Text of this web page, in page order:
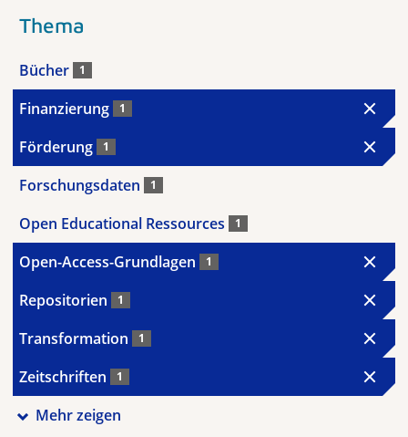
Thema
Bücher 1
Finanzierung 1
Förderung 1
Forschungsdaten 1
Open Educational Ressources 1
Open-Access-Grundlagen 1
Repositorien 1
Transformation 1
Zeitschriften 1
Mehr zeigen